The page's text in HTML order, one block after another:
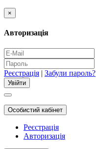
×
Авторизація
Реєстрація | Забули пароль?
Особистий кабінет
Реєстрація
Авторизація